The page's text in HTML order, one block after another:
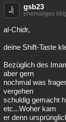
gsb23
ehemaliges
al-Chidr,
deine Shift-Taste
Bezüglich des
aber gern
nochmal was
vergehen
schuldig gemacht
etc...Woher kam
er denn